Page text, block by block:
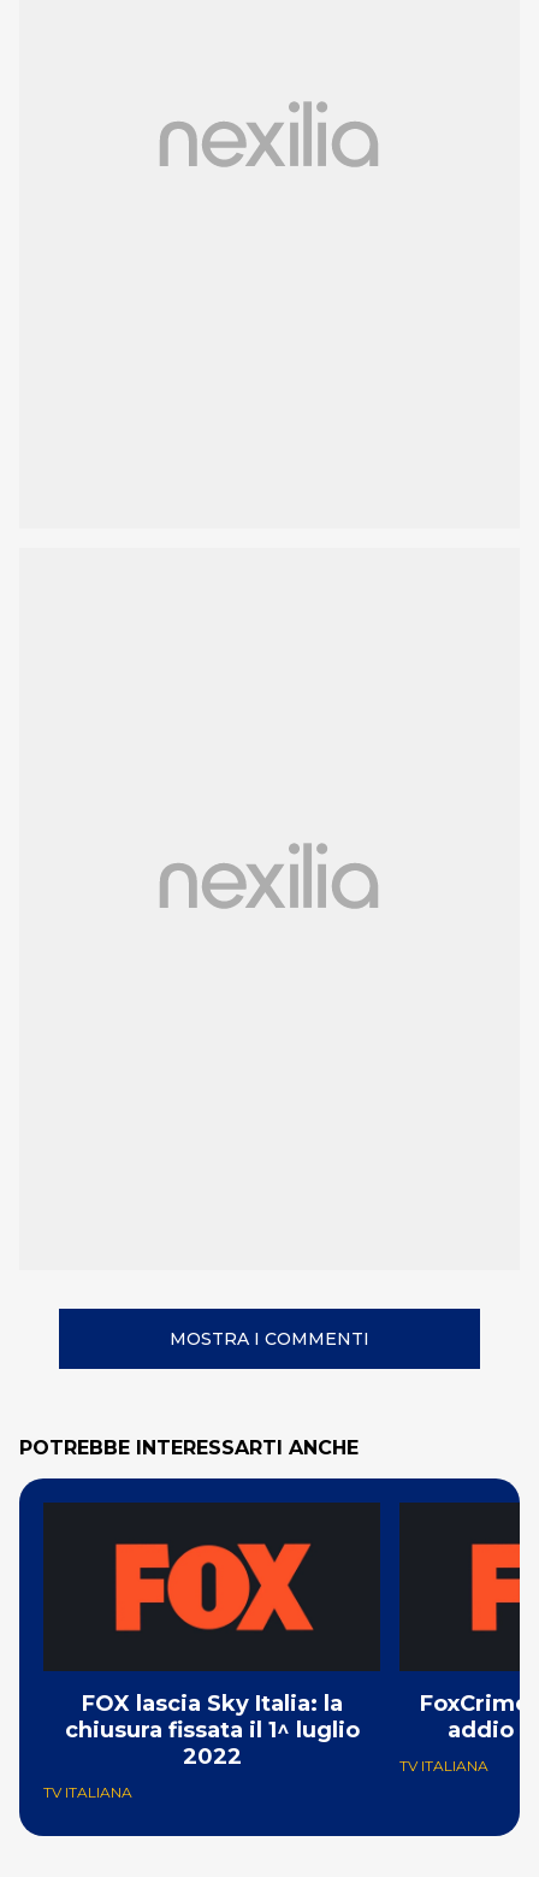
MOSTRA I COMMENTI
POTREBBE INTERESSARTI ANCHE
FOX lascia Sky Italia: la
chiusura fissata il 1^ luglio
2022
TV ITALIANA
FoxCrime
addio il
TV ITALIANA